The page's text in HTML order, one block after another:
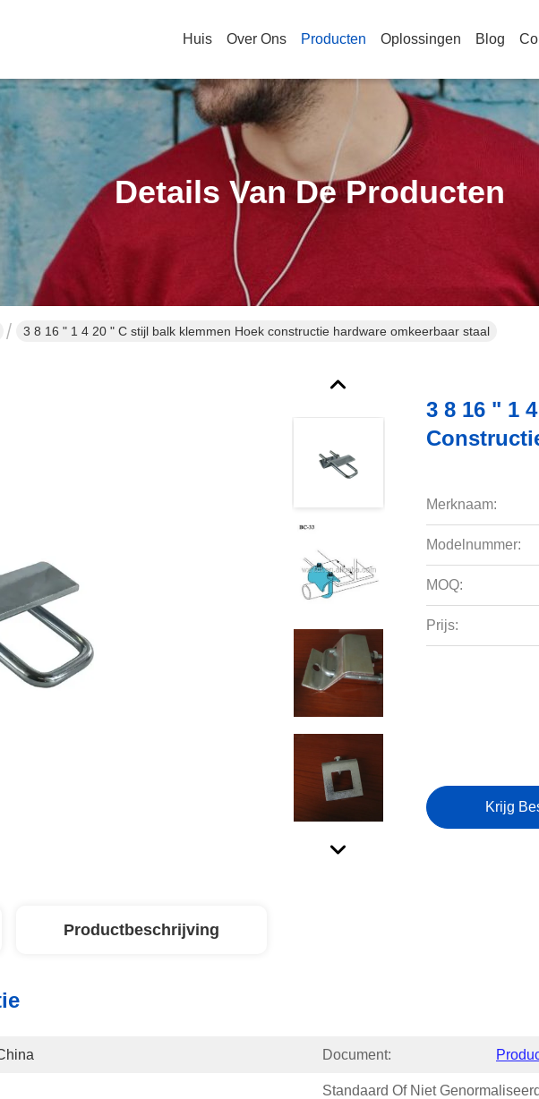
Huis Over Ons Producten Oplossingen Blog
Details Van De Producten
3 8 16 " 1 4 20 " C stijl balk klemmen Hoek constructie hardware omkeerbaar staal
3 8 16 " 1
Merknaam:
Modelnummer:
MOQ:
Prijs:
Krijg
Productbeschrijving
Document:
Standaard Of Niet